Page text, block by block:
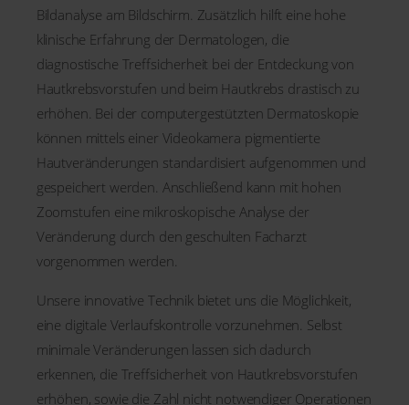
Bildanalyse am Bildschirm. Zusätzlich hilft eine hohe
klinische Erfahrung der Dermatologen, die
diagnostische Treffsicherheit bei der Entdeckung von
Hautkrebsvorstufen und beim Hautkrebs drastisch zu
erhöhen. Bei der computergestützten Dermatoskopie
können mittels einer Videokamera pigmentierte
Hautveränderungen standardisiert aufgenommen und
gespeichert werden. Anschließend kann mit hohen
Zoomstufen eine mikroskopische Analyse der
Veränderung durch den geschulten Facharzt
vorgenommen werden.
Unsere innovative Technik bietet uns die Möglichkeit,
eine digitale Verlaufskontrolle vorzunehmen. Selbst
minimale Veränderungen lassen sich dadurch
erkennen, die Treffsicherheit von Hautkrebsvorstufen
erhöhen, sowie die Zahl nicht notwendiger Operationen